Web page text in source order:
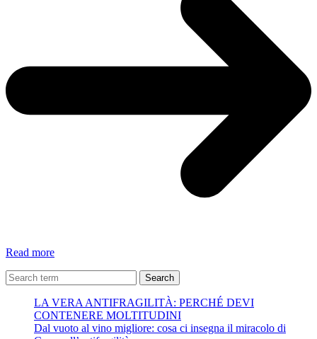
Read moreCome
IL
PRIMO
BULLET
JOURNAL
Search
LA VERA ANTIFRAGILITÀ: PERCHÉ DEVI
CONTENERE MOLTITUDINI
Dal vuoto al vino migliore: cosa ci insegna il miracolo di